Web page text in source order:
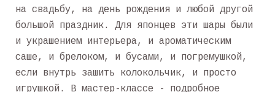
на свадьбу, на день рождения и любой другой
большой праздник. Для японцев эти шары были
и украшением интерьера, и ароматическим
саше, и брелоком, и бусами, и погремушкой,
если внутрь зашить колокольчик, и просто
игрушкой. В мастер-классе - подробное